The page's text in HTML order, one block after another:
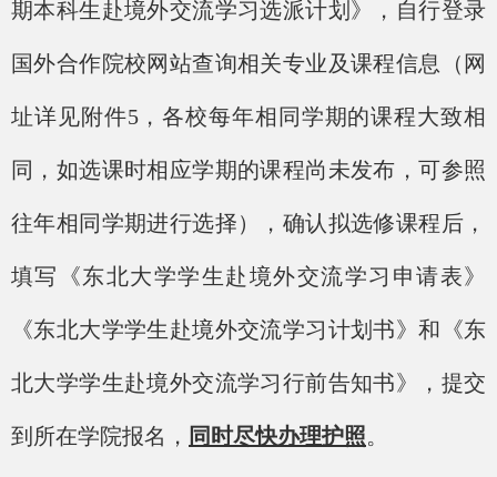
期本科生赴境外交流学习选派计划》，自行登录
国外合作院校网站查询相关专业及课程信息（网
址详见附件5，各校每年相同学期的课程大致相
同，如选课时相应学期的课程尚未发布，可参照
往年相同学期进行选择），确认拟选修课程后，
填写《东北大学学生赴境外交流学习申请表》
《东北大学学生赴境外交流学习计划书》和《东
北大学学生赴境外交流学习行前告知书》，提交
到所在学院报名， 同时尽快办理护照。